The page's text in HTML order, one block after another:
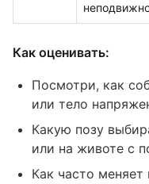
Как оценивать:
Посмотри, как
или тело
Какую позу
или на животе с
Как часто меняет